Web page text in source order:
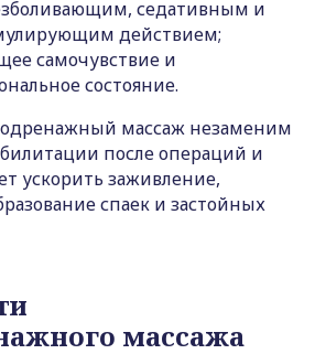
седативным и
действием;
самочувствие и
состояние.
массаж незаменим
после операций и
ускорить заживление,
спаек и застойных
массажа